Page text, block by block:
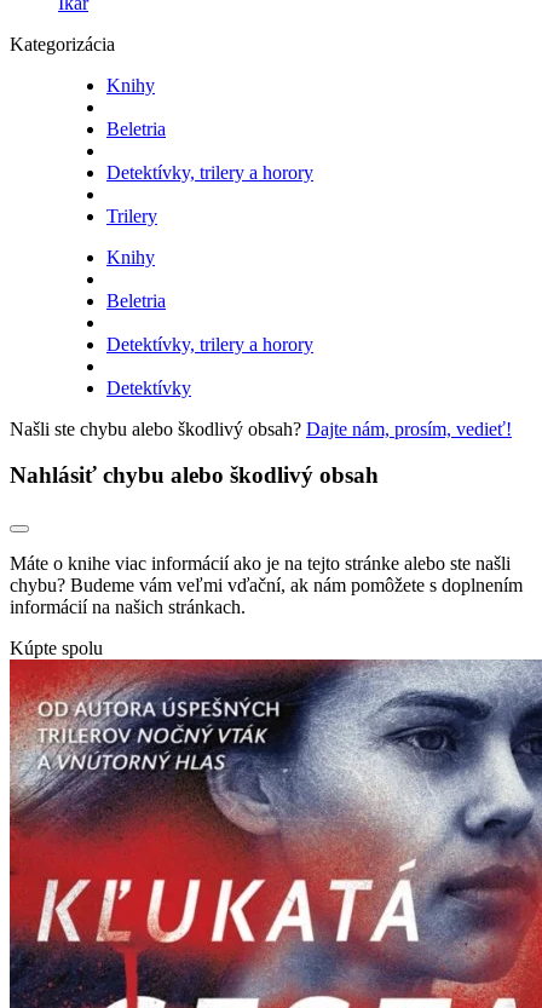
Kategorizácia
Knihy
Beletria
Detektívky, trilery a horory
Trilery
Knihy
Beletria
Detektívky, trilery a horory
Detektívky
Našli ste chybu alebo škodlivý obsah? Dajte nám, prosím, vedieť!
Nahlásiť chybu alebo škodlivý obsah
Máte o knihe viac informácií ako je na tejto stránke alebo ste našli
chybu? Budeme vám veľmi vďační, ak nám pomôžete s doplnením
informácií na našich stránkach.
Kúpte spolu